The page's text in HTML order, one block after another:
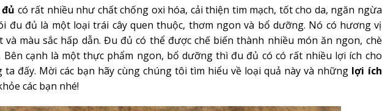
có rất nhiều như chất chống oxi hóa, cải thiện tim mạch, tốt cho da, ngăn ngừa
đu đủ là một loại trái cây quen thuộc, thơm ngon và bổ dưỡng. Nó có hương vị
màu sắc hấp dẫn. Đu đủ có thể được chế biến thành nhiều món ăn ngon, chè
Bên cạnh là một thực phẩm ngon, bổ dưỡng thì đu đủ có có rất nhiều lợi ích cho
ta đấy. Mời các bạn hãy cùng chúng tôi tìm hiểu về loại quả này và những lợi ích
các bạn nhé!